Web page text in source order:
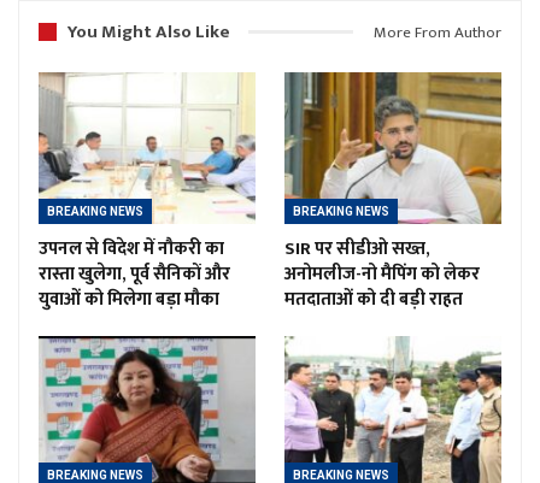
You Might Also Like
More From Author
BREAKING NEWS
उपनल से विदेश में नौकरी का
रास्ता खुलेगा, पूर्व सैनिकों और
युवाओं को मिलेगा बड़ा मौका
BREAKING NEWS
SIR पर सीडीओ सख्त,
अनोमलीज-नो मैपिंग को लेकर
मतदाताओं को दी बड़ी राहत
BREAKING NEWS BREAKING NEWS